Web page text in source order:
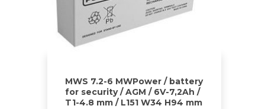
MWS 7.2-6 MWPower / battery
for security / AGM / 6V-7,2Ah /
T1-4.8 mm / L151 W34 H94 mm